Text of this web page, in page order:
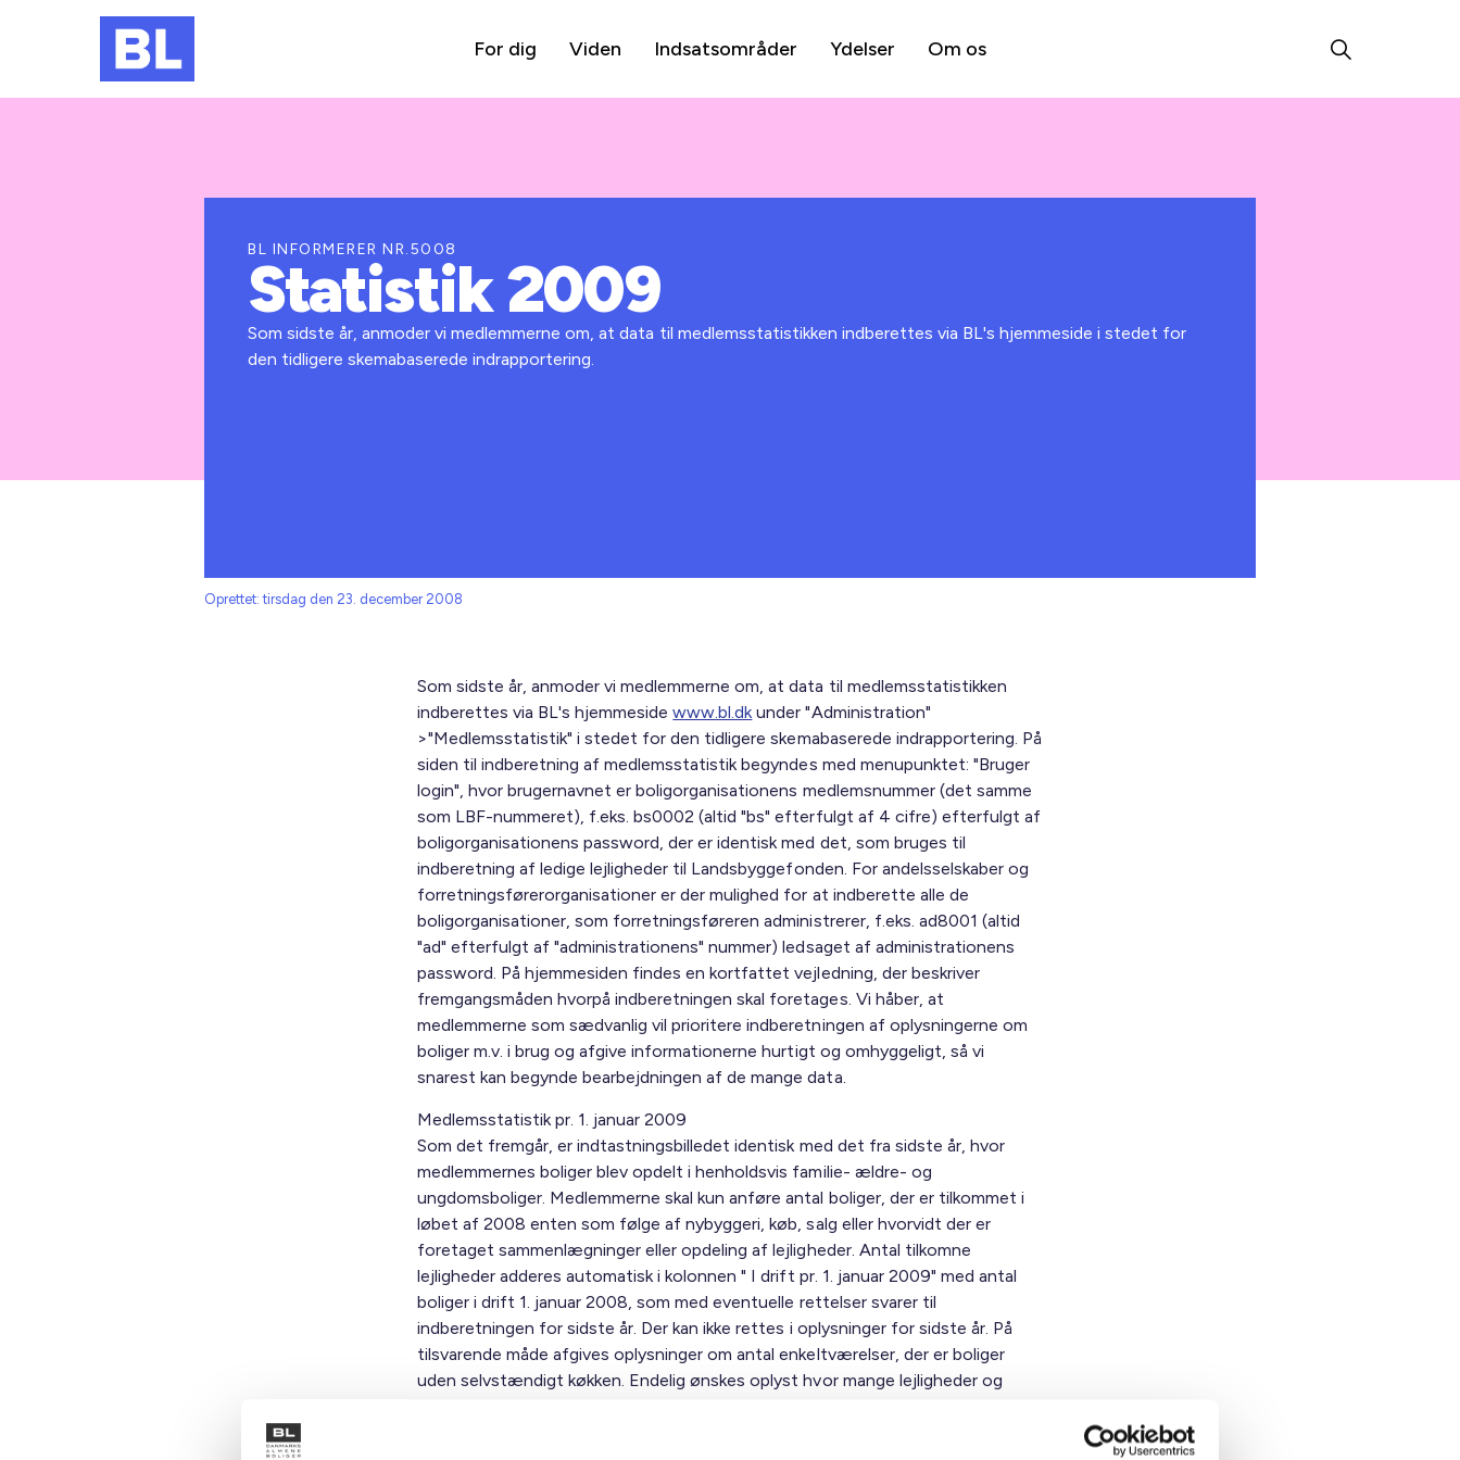
For dig Viden Indsatsområder Ydelser Om os
BL INFORMERER NR.5008
Statistik 2009
Som sidste år, anmoder vi medlemmerne om, at data til medlemsstatistikken indberettes via BL's hjemmeside i stedet for
den tidligere skemabaserede indrapportering.
Oprettet: tirsdag den 23. december 2008
Som sidste år, anmoder vi medlemmerne om, at data til medlemsstatistikken
indberettes via BL's hjemmesidewww.bl.dkunder "Administration"
>"Medlemsstatistik" i stedet for den tidligere skemabaserede indrapportering. På
siden til indberetning af medlemsstatistik begyndes med menupunktet: "Bruger
login", hvor brugernavnet er boligorganisationens medlemsnummer (det samme
som LBF-nummeret), f.eks. bs0002 (altid "bs" efterfulgt af 4 cifre) efterfulgt af
boligorganisationens password, der er identisk med det, som bruges til
indberetning af ledige lejligheder til Landsbyggefonden. For andelsselskaber og
forretningsførerorganisationer er der mulighed for at indberette alle de
boligorganisationer, som forretningsføreren administrerer, f.eks. ad8001 (altid
"ad" efterfulgt af "administrationens" nummer) ledsaget af administrationens
password. På hjemmesiden findes en kortfattet vejledning, der beskriver
fremgangsmåden hvorpå indberetningen skal foretages. Vi håber, at
medlemmerne som sædvanlig vil prioritere indberetningen af oplysningerne om
boliger m.v. i brug og afgive informationerne hurtigt og omhyggeligt, så vi
snarest kan begynde bearbejdningen af de mange data.
Medlemsstatistik pr. 1. januar 2009
Som det fremgår, er indtastningsbilledet identisk med det fra sidste år, hvor
medlemmernes boliger blev opdelt i henholdsvis familie- ældre- og
ungdomsboliger. Medlemmerne skal kun anføre antal boliger, der er tilkommet i
løbet af 2008 enten som følge af nybyggeri, køb, salg eller hvorvidt der er
foretaget sammenlægninger eller opdeling af lejligheder. Antal tilkomne
lejligheder adderes automatisk i kolonnen " I drift pr. 1. januar 2009" med antal
boliger i drift 1. januar 2008, som med eventuelle rettelser svarer til
indberetningen for sidste år. Der kan ikke rettes i oplysninger for sidste år. På
tilsvarende måde afgives oplysninger om antal enkeltværelser, der er boliger
uden selvstændigt køkken. Endelig ønskes oplyst hvor mange lejligheder og